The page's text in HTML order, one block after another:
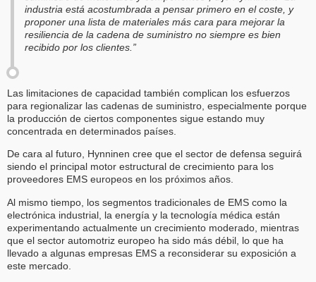
industria está acostumbrada a pensar primero en el coste, y
proponer una lista de materiales más cara para mejorar la
resiliencia de la cadena de suministro no siempre es bien
recibido por los clientes.”
Las limitaciones de capacidad también complican los esfuerzos
para regionalizar las cadenas de suministro, especialmente porque
la producción de ciertos componentes sigue estando muy
concentrada en determinados países.
De cara al futuro, Hynninen cree que el sector de defensa seguirá
siendo el principal motor estructural de crecimiento para los
proveedores EMS europeos en los próximos años.
Al mismo tiempo, los segmentos tradicionales de EMS como la
electrónica industrial, la energía y la tecnología médica están
experimentando actualmente un crecimiento moderado, mientras
que el sector automotriz europeo ha sido más débil, lo que ha
llevado a algunas empresas EMS a reconsiderar su exposición a
este mercado.